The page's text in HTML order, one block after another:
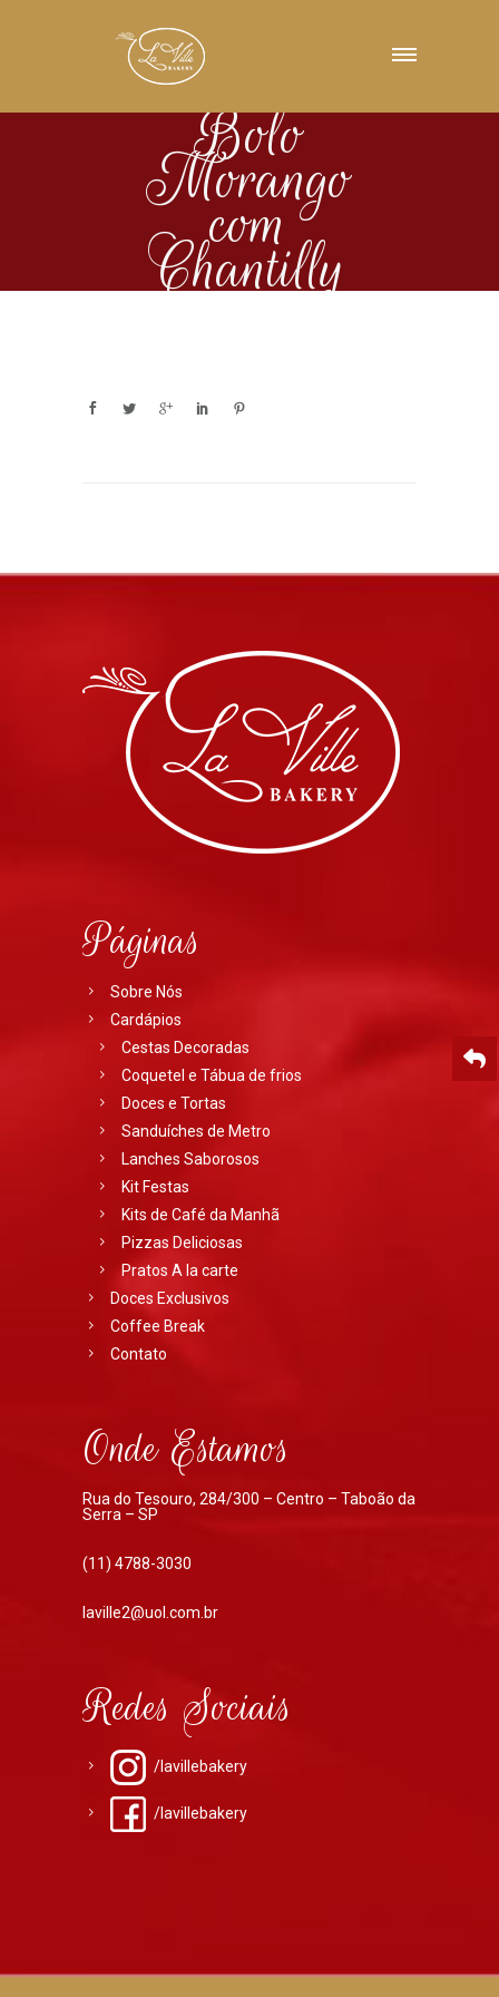
Bolo
Morango
com
Chantilly
Páginas
Sobre Nós
Cardápios
Cestas Decoradas
Coquetel e Tábua de frios
Doces e Tortas
Sanduíches de Metro
Lanches Saborosos
Kit Festas
Kits de Café da Manhã
Pizzas Deliciosas
Pratos A la carte
Doces Exclusivos
Coffee Break
Contato
Onde Estamos
Rua do Tesouro, 284/300 – Centro – Taboão da
Serra – SP
(11) 4788-3030
laville2@uol.com.br
Redes Sociais
/lavillebakery
/lavillebakery